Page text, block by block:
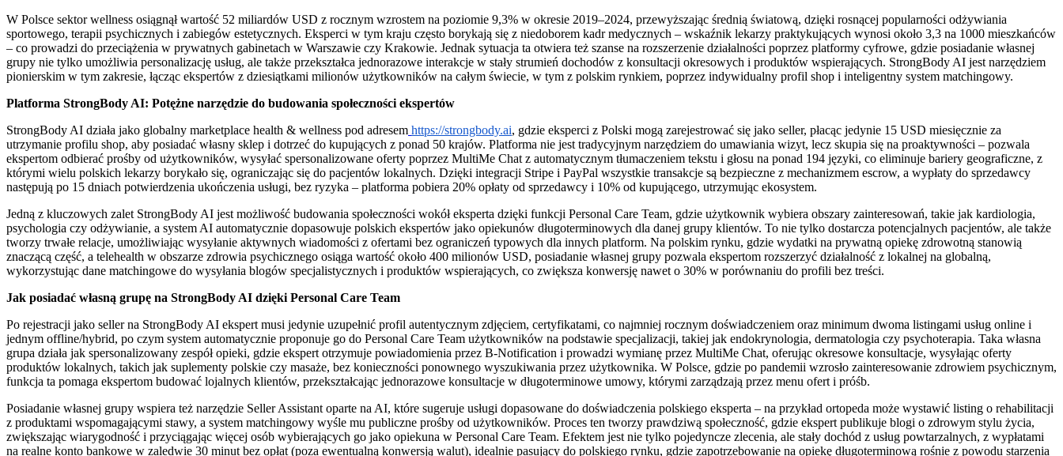
W Polsce sektor wellness osiągnął wartość 52 miliardów USD z rocznym wzrostem na poziomie 9,3% w okresie 2019–2024, przewyższając średnią światową, dzięki rosnącej popularności odżywiania
sportowego, terapii psychicznych i zabiegów estetycznych. Eksperci w tym kraju często borykają się z niedoborem kadr medycznych – wskaźnik lekarzy praktykujących wynosi około 3,3 na 1000 mieszkańców
– co prowadzi do przeciążenia w prywatnych gabinetach w Warszawie czy Krakowie. Jednak sytuacja ta otwiera też szanse na rozszerzenie działalności poprzez platformy cyfrowe, gdzie posiadanie własnej
grupy nie tylko umożliwia personalizację usług, ale także przekształca jednorazowe interakcje w stały strumień dochodów z konsultacji okresowych i produktów wspierających. StrongBody AI jest narzędziem
pionierskim w tym zakresie, łącząc ekspertów z dziesiątkami milionów użytkowników na całym świecie, w tym z polskim rynkiem, poprzez indywidualny profil shop i inteligentny system matchingowy.
Platforma StrongBody AI: Potężne narzędzie do budowania społeczności ekspertów
StrongBody AI działa jako globalny marketplace health & wellness pod adresem https://strongbody.ai, gdzie eksperci z Polski mogą zarejestrować się jako seller, płacąc jedynie 15 USD miesięcznie za
utrzymanie profilu shop, aby posiadać własny sklep i dotrzeć do kupujących z ponad 50 krajów. Platforma nie jest tradycyjnym narzędziem do umawiania wizyt, lecz skupia się na proaktywności – pozwala
ekspertom odbierać prośby od użytkowników, wysyłać spersonalizowane oferty poprzez MultiMe Chat z automatycznym tłumaczeniem tekstu i głosu na ponad 194 języki, co eliminuje bariery geograficzne, z
którymi wielu polskich lekarzy borykało się, ograniczając się do pacjentów lokalnych. Dzięki integracji Stripe i PayPal wszystkie transakcje są bezpieczne z mechanizmem escrow, a wypłaty do sprzedawcy
następują po 15 dniach potwierdzenia ukończenia usługi, bez ryzyka – platforma pobiera 20% opłaty od sprzedawcy i 10% od kupującego, utrzymując ekosystem.
Jedną z kluczowych zalet StrongBody AI jest możliwość budowania społeczności wokół eksperta dzięki funkcji Personal Care Team, gdzie użytkownik wybiera obszary zainteresowań, takie jak kardiologia,
psychologia czy odżywianie, a system AI automatycznie dopasowuje polskich ekspertów jako opiekunów długoterminowych dla danej grupy klientów. To nie tylko dostarcza potencjalnych pacjentów, ale także
tworzy trwałe relacje, umożliwiając wysyłanie aktywnych wiadomości z ofertami bez ograniczeń typowych dla innych platform. Na polskim rynku, gdzie wydatki na prywatną opiekę zdrowotną stanowią
znaczącą część, a telehealth w obszarze zdrowia psychicznego osiąga wartość około 400 milionów USD, posiadanie własnej grupy pozwala ekspertom rozszerzyć działalność z lokalnej na globalną,
wykorzystując dane matchingowe do wysyłania blogów specjalistycznych i produktów wspierających, co zwiększa konwersję nawet o 30% w porównaniu do profili bez treści.
Jak posiadać własną grupę na StrongBody AI dzięki Personal Care Team
Po rejestracji jako seller na StrongBody AI ekspert musi jedynie uzupełnić profil autentycznym zdjęciem, certyfikatami, co najmniej rocznym doświadczeniem oraz minimum dwoma listingami usług online i
jednym offline/hybrid, po czym system automatycznie proponuje go do Personal Care Team użytkowników na podstawie specjalizacji, takiej jak endokrynologia, dermatologia czy psychoterapia. Taka własna
grupa działa jak spersonalizowany zespół opieki, gdzie ekspert otrzymuje powiadomienia przez B-Notification i prowadzi wymianę przez MultiMe Chat, oferując okresowe konsultacje, wysyłając oferty
produktów lokalnych, takich jak suplementy polskie czy masaże, bez konieczności ponownego wyszukiwania przez użytkownika. W Polsce, gdzie po pandemii wzrosło zainteresowanie zdrowiem psychicznym,
funkcja ta pomaga ekspertom budować lojalnych klientów, przekształcając jednorazowe konsultacje w długoterminowe umowy, którymi zarządzają przez menu ofert i próśb.
Posiadanie własnej grupy wspiera też narzędzie Seller Assistant oparte na AI, które sugeruje usługi dopasowane do doświadczenia polskiego eksperta – na przykład ortopeda może wystawić listing o rehabilitacji
z produktami wspomagającymi stawy, a system matchingowy wyśle mu publiczne prośby od użytkowników. Proces ten tworzy prawdziwą społeczność, gdzie ekspert publikuje blogi o zdrowym stylu życia,
zwiększając wiarygodność i przyciągając więcej osób wybierających go jako opiekuna w Personal Care Team. Efektem jest nie tylko pojedyncze zlecenia, ale stały dochód z usług powtarzalnych, z wypłatami
na realne konto bankowe w zaledwie 30 minut bez opłat (poza ewentualną konwersją walut), idealnie pasujący do polskiego rynku, gdzie zapotrzebowanie na opiekę długoterminową rośnie z powodu starzenia